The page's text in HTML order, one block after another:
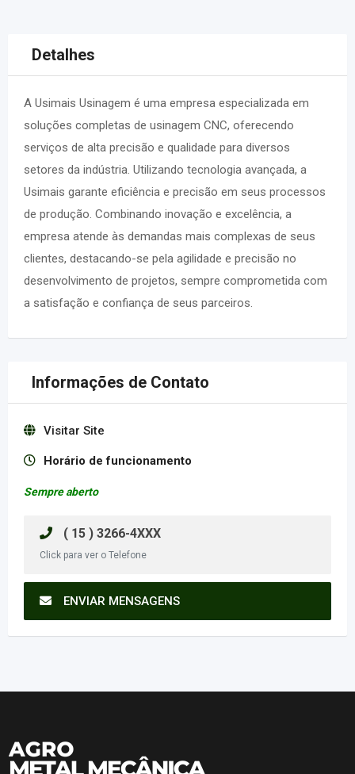
Detalhes
A Usimais Usinagem é uma empresa especializada em
soluções completas de usinagem CNC, oferecendo
serviços de alta precisão e qualidade para diversos
setores da indústria. Utilizando tecnologia avançada, a
Usimais garante eficiência e precisão em seus processos
de produção. Combinando inovação e excelência, a
empresa atende às demandas mais complexas de seus
clientes, destacando-se pela agilidade e precisão no
desenvolvimento de projetos, sempre comprometida com
a satisfação e confiança de seus parceiros.
Informações de Contato
Visitar Site
Horário de funcionamento
Sempre aberto
( 15 ) 3266-4XXX
Click para ver o Telefone
ENVIAR MENSAGENS